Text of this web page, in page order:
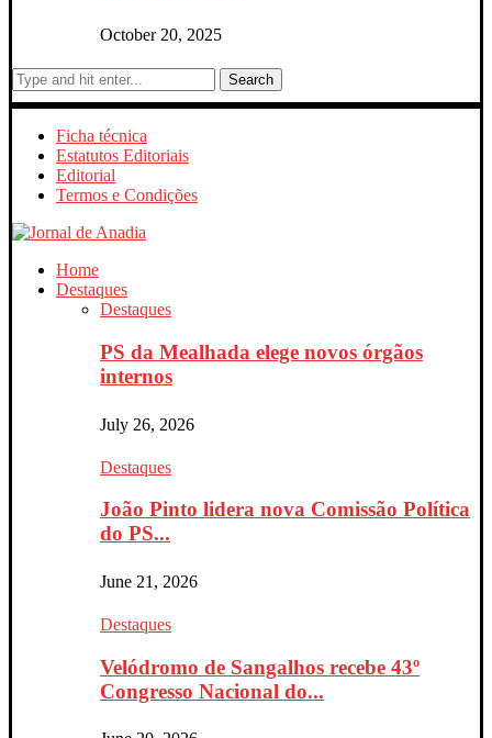
October 20, 2025
Search
Ficha técnica
Estatutos Editoriais
Editorial
Termos e Condições
Home
Destaques
Destaques
PS da Mealhada elege novos órgãos
internos
July 26, 2026
Destaques
João Pinto lidera nova Comissão Política
do PS...
June 21, 2026
Destaques
Velódromo de Sangalhos recebe 43º
Congresso Nacional do...